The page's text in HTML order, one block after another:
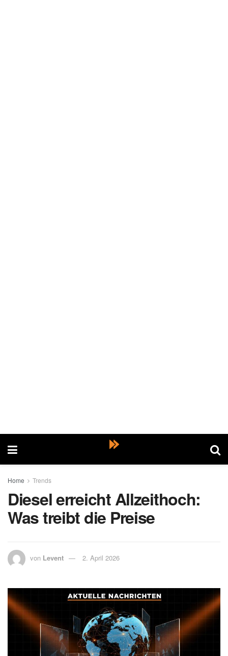
Home Trends
Diesel erreicht Allzeithoch:
Was treibt die Preise
von Levent 2. April 2026